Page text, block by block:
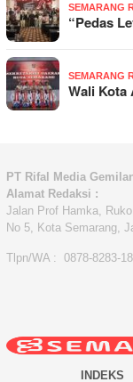
SEMARANG
“Pedas
SEMARANG
Wali Kota
PT Rifal Media
Alamat Redaksi :
Jalan Prof Hamka,
No 5, Kota Semarang,
Tlpn/WA : 0878-8283-
INDEKS